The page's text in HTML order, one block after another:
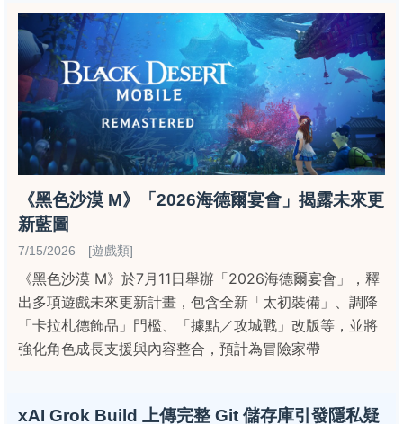
《黑色沙漠 M》「2026海德爾宴會」揭露未來更
新藍圖
7/15/2026 [遊戲類]
《黑色沙漠 M》於7月11日舉辦「2026海德爾宴會」，釋
出多項遊戲未來更新計畫，包含全新「太初裝備」、調降
「卡拉札德飾品」門檻、「據點／攻城戰」改版等，並將
強化角色成長支援與內容整合，預計為冒險家帶
xAI Grok Build 上傳完整 Git 儲存庫引發隱私疑